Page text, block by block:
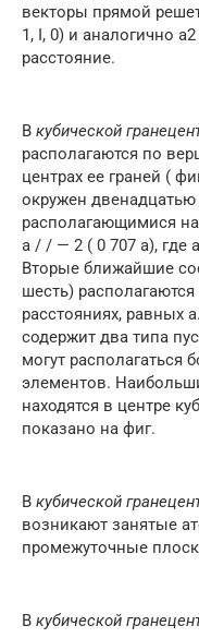
векторы прямой
1, I, 0) и аналогично
расстояние.
В кубической
располагаются по
центрах ее граней (
окружен
располагающимися
а / / — 2 ( 0 707 а), где
Вторые ближайшие
шесть)
расстояниях, равных
содержит два типа
могут располагаться
элементов.
находятся в центре
показано на фиг.
В кубической
возникают занятые
промежуточные
В кубической